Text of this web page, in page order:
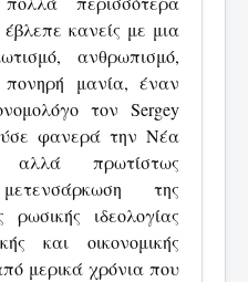
κανείς με μια
ανθρωπισμό,
πονηρή μανία, έναν
τον Sergey
φανερά την Νέα
πρωτίστως
της
ιδεολογίας
και οικονομικής
μερικά χρόνια που